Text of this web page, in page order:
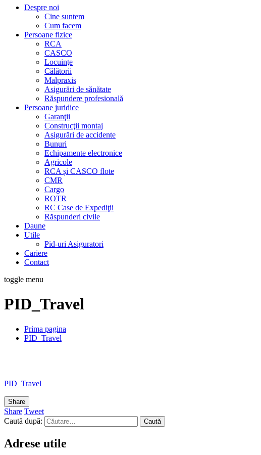
Despre noi
Cine suntem
Cum facem
Persoane fizice
RCA
CASCO
Locuinţe
Călătorii
Malpraxis
Asigurări de sănătate
Răspundere profesională
Persoane juridice
Garanţii
Construcţii montaj
Asigurări de accidente
Bunuri
Echipamente electronice
Agricole
RCA și CASCO flote
CMR
Cargo
ROTR
RC Case de Expediţii
Răspunderi civile
Daune
Utile
Pid-uri Asiguratori
Cariere
Contact
toggle menu
PID_Travel
Prima pagina
PID_Travel
PID_Travel
Share
Share Tweet
Caută după:
Adrese utile